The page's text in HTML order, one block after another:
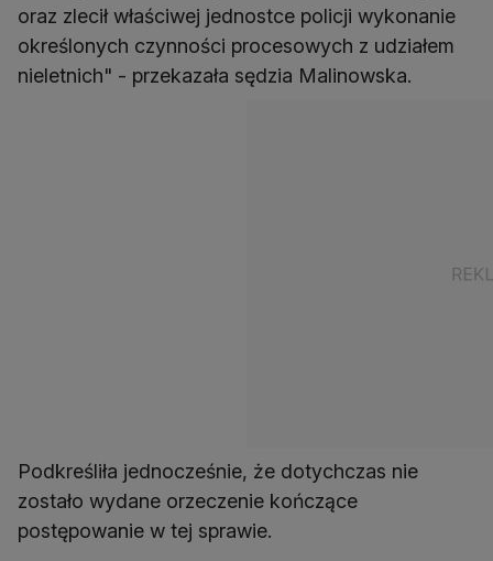
oraz zlecił właściwej jednostce policji wykonanie
określonych czynności procesowych z udziałem
nieletnich" - przekazała sędzia Malinowska.
Podkreśliła jednocześnie, że dotychczas nie
zostało wydane orzeczenie kończące
postępowanie w tej sprawie.